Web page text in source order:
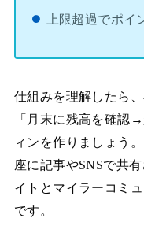
上限超過でポイ
仕組みを理解したら
「月末に残高を確認
ィンを作りましょう
座に記事やSNSで共
イトとマイラーコミ
です。